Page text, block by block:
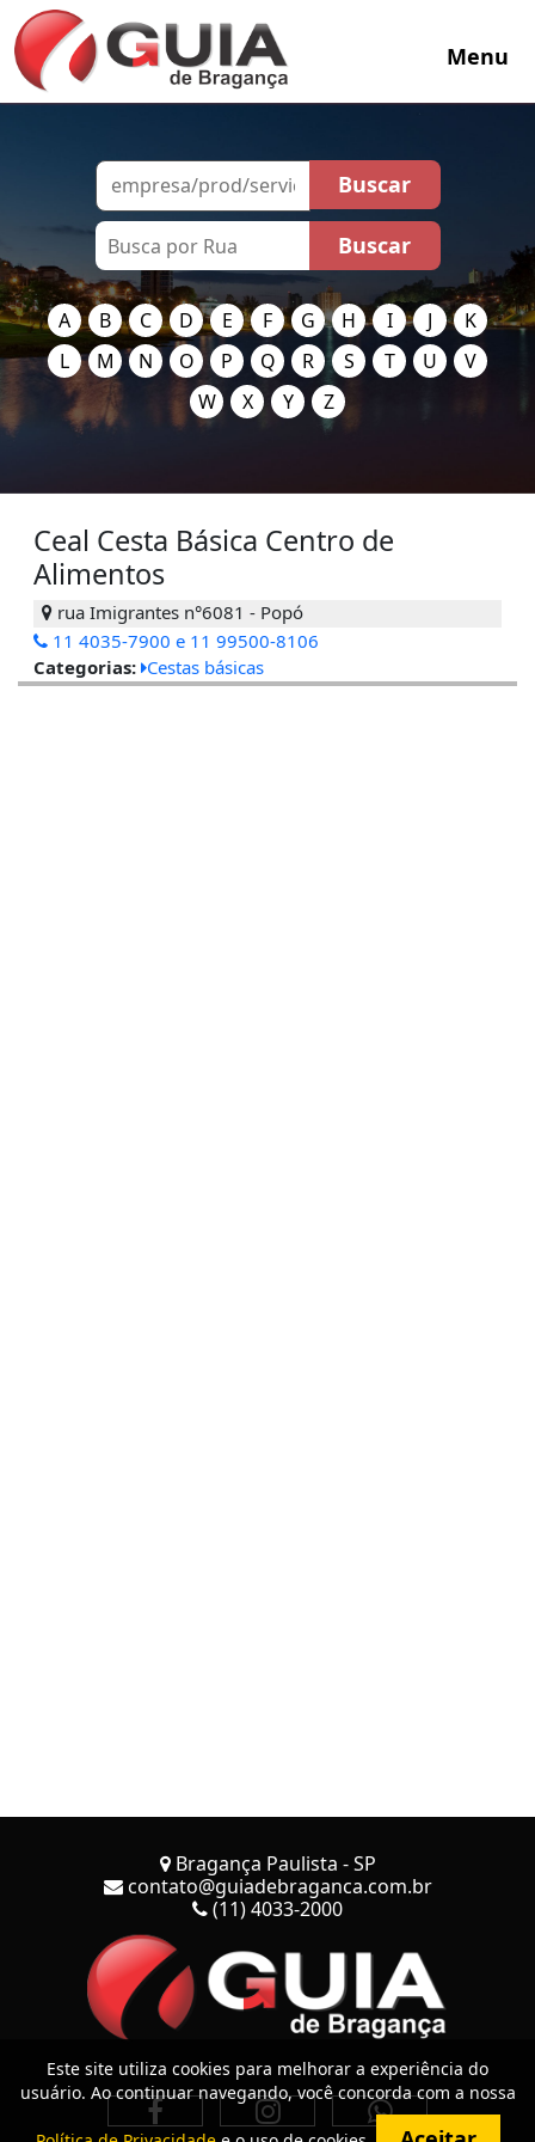
Menu
A B C D E F G H I J
K
L
M N O P Q R S T U
V
W
X Y Z
Ceal Cesta Básica Centro de
Alimentos
rua Imigrantes n°6081 - Popó
11 4035-7900 e 11 99500-8106
Categorias: Cestas básicas
Bragança Paulista - SP
contato@guiadebraganca.com.br
(11) 4033-2000
Este site utiliza cookies para melhorar a experiência do
usuário. Ao continuar navegando, você concorda com a nossa